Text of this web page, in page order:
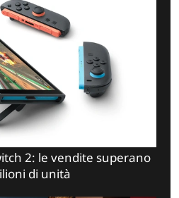
2: le vendite superano
di unità